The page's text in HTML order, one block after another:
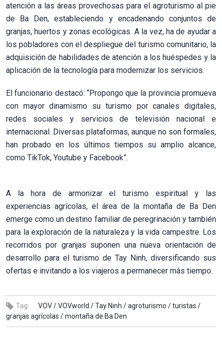
atención a las áreas provechosas para el agroturismo al pie
de Ba Den, estableciendo y encadenando conjuntos de
granjas, huertos y zonas ecológicas. A la vez, ha de ayudar a
los pobladores con el despliegue del turismo comunitario, la
adquisición de habilidades de atención a los huéspedes y la
aplicación de la tecnología para modernizar los servicios.
El funcionario destacó: “Propongo que la provincia promueva
con mayor dinamismo su turismo por canales digitales,
redes sociales y servicios de televisión nacional e
internacional. Diversas plataformas, aunque no son formales,
han probado en los últimos tiempos su amplio alcance,
como TikTok, Youtube y Facebook”.
A la hora de armonizar el turismo espiritual y las
experiencias agrícolas, el área de la montaña de Ba Den
emerge como un destino familiar de peregrinación y también
para la exploración de la naturaleza y la vida campestre. Los
recorridos por granjas suponen una nueva orientación de
desarrollo para el turismo de Tay Ninh, diversificando sus
ofertas e invitando a los viajeros a permanecer más tiempo.
Tag: VOV /VOVworld /Tay Ninh /agroturismo /turistas /
granjas agrícolas /montaña de Ba Den